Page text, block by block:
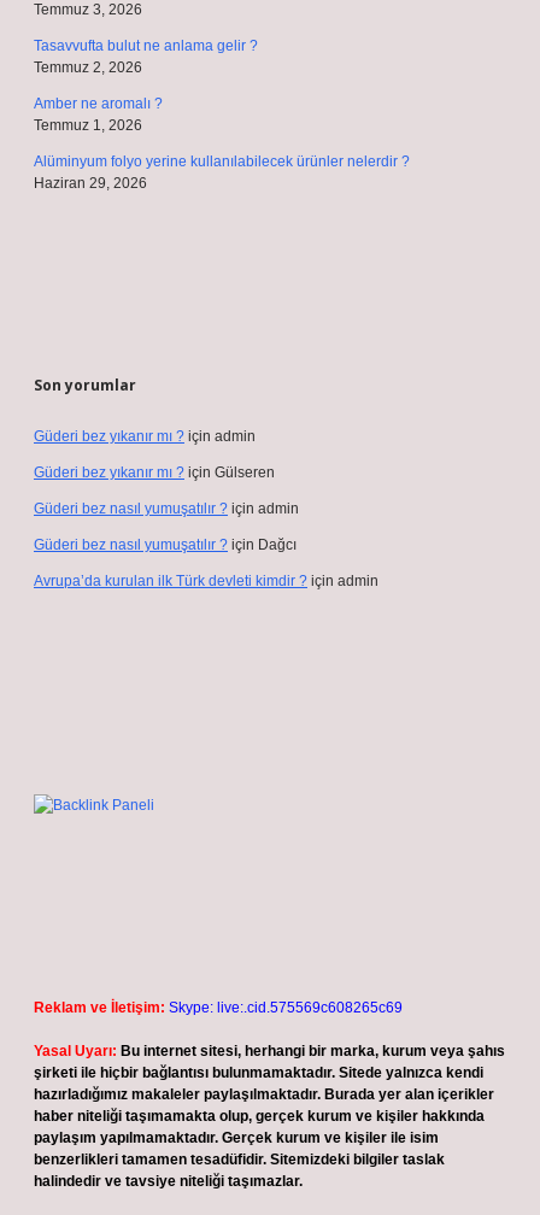
Temmuz 3, 2026
Tasavvufta bulut ne anlama gelir ?
Temmuz 2, 2026
Amber ne aromalı ?
Temmuz 1, 2026
Alüminyum folyo yerine kullanılabilecek ürünler nelerdir ?
Haziran 29, 2026
Son yorumlar
Güderi bez yıkanır mı ? için admin
Güderi bez yıkanır mı ? için Gülseren
Güderi bez nasıl yumuşatılır ? için admin
Güderi bez nasıl yumuşatılır ? için Dağcı
Avrupa’da kurulan ilk Türk devleti kimdir ? için admin
Reklam ve İletişim: Skype: live:.cid.575569c608265c69
Yasal Uyarı: Bu internet sitesi, herhangi bir marka, kurum veya şahıs
şirketi ile hiçbir bağlantısı bulunmamaktadır. Sitede yalnızca kendi
hazırladığımız makaleler paylaşılmaktadır. Burada yer alan içerikler
haber niteliği taşımamakta olup, gerçek kurum ve kişiler hakkında
paylaşım yapılmamaktadır. Gerçek kurum ve kişiler ile isim
benzerlikleri tamamen tesadüfidir. Sitemizdeki bilgiler taslak
halindedir ve tavsiye niteliği taşımazlar.